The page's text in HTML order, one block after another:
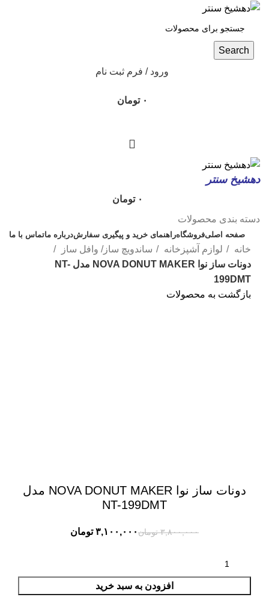
Search
ورود / فرم ثبت نام
۰ تومان
دهشیخ سنتر
۰ تومان
دسته بندی محصولات
صفحه اصلیفروشگاهراهنمای خرید و پیگیری سفارشدرباره ماتماس با ما
خانه لوازم آشپزخانه
ساندویچ ساز/ وافل ساز
دونات ساز نوا NOVA DONUT MAKER مدل NT-
199DMT
بازگشت به محصولات
دونات ساز نوا NOVA DONUT MAKER مدل
NT-199DMT
۳,۸۰۰,۰۰۰ تومان۳,۱۰۰,۰۰۰ تومان
افزودن به سبد خرید